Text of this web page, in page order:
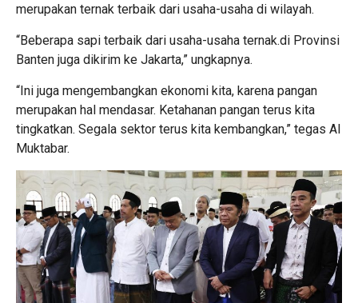
merupakan ternak terbaik dari usaha-usaha di wilayah.
“Beberapa sapi terbaik dari usaha-usaha ternak.di Provinsi
Banten juga dikirim ke Jakarta,” ungkapnya.
“Ini juga mengembangkan ekonomi kita, karena pangan
merupakan hal mendasar. Ketahanan pangan terus kita
tingkatkan. Segala sektor terus kita kembangkan,” tegas Al
Muktabar.